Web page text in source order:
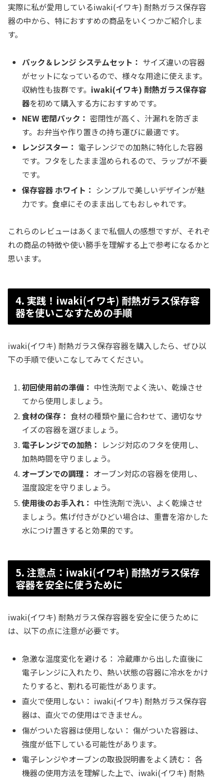
実際に私が愛用しているiwaki(イワキ) 耐熱ガラス保存容
器の中から、特におすすめの商品をいくつかご紹介しま
す。
パック＆レンジ システムセット： サイズ違いの容器
がセットになっているので、様々な用途に使えます。
収納性も抜群です。 iwaki(イワキ) 耐熱ガラス保存容
器を初めて購入する方におすすめです。
NEW 密閉パック： 密閉性が高く、汁漏れを防ぎま
す。お弁当や作り置きの持ち運びに最適です。
レンジスター： 電子レンジでの加熱に特化した容器
です。フタをしたまま温められるので、ラップが不要
です。
保存容器 ホワイト： シンプルで美しいデザインが魅
力です。食卓にそのまま出してもおしゃれです。
これらのレビューはあくまで私個人の感想ですが、それぞ
れの商品の特徴や使い勝手を理解する上で参考になるかと
思います。
4. 実践！iwaki(イワキ) 耐熱ガラス保存容
器を使いこなすための手順
iwaki(イワキ) 耐熱ガラス保存容器を購入したら、ぜひ以
下の手順で使いこなしてみてください。
初回使用前の準備： 中性洗剤でよく洗い、乾燥させ
てから使用しましょう。
食材の保存： 食材の種類や量に合わせて、適切なサ
イズの容器を選びましょう。
電子レンジでの加熱： レンジ対応のフタを使用し、
加熱時間を守りましょう。
オーブンでの調理： オーブン対応の容器を使用し、
温度設定を守りましょう。
使用後のお手入れ： 中性洗剤で洗い、よく乾燥させ
ましょう。焦げ付きがひどい場合は、重曹を溶かした
水につけ置きすると効果的です。
5. 注意点：iwaki(イワキ) 耐熱ガラス保存
容器を安全に使うために
iwaki(イワキ) 耐熱ガラス保存容器を安全に使うために
は、以下の点に注意が必要です。
急激な温度変化を避ける： 冷蔵庫から出した直後に
電子レンジに入れたり、熱い状態の容器に冷水をかけ
たりすると、割れる可能性があります。
直火で使用しない： iwaki(イワキ) 耐熱ガラス保存容
器は、直火での使用はできません。
傷がついた容器は使用しない： 傷がついた容器は、
強度が低下している可能性があります。
電子レンジやオーブンの取扱説明書をよく読む： 各
機器の使用方法を理解した上で、iwaki(イワキ) 耐熱